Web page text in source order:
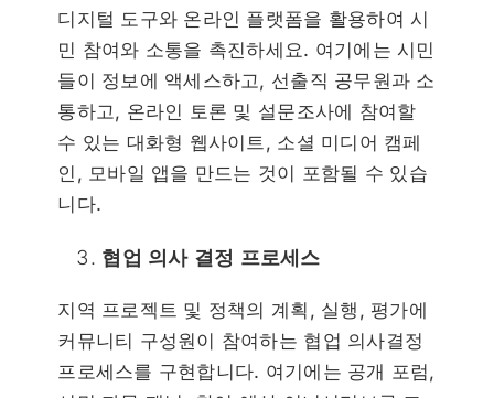
디지털 도구와 온라인 플랫폼을 활용하여 시
민 참여와 소통을 촉진하세요. 여기에는 시민
들이 정보에 액세스하고, 선출직 공무원과 소
통하고, 온라인 토론 및 설문조사에 참여할
수 있는 대화형 웹사이트, 소셜 미디어 캠페
인, 모바일 앱을 만드는 것이 포함될 수 있습
니다.
협업 의사 결정 프로세스
지역 프로젝트 및 정책의 계획, 실행, 평가에
커뮤니티 구성원이 참여하는 협업 의사결정
프로세스를 구현합니다. 여기에는 공개 포럼,